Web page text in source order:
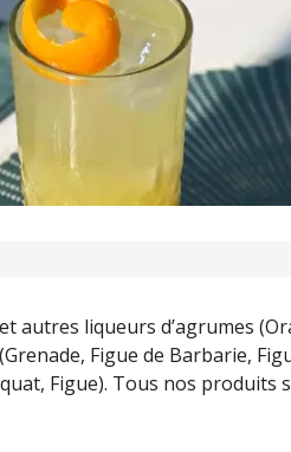
autres liqueurs d’agrumes
Figue de Barbarie,
Figue). Tous nos